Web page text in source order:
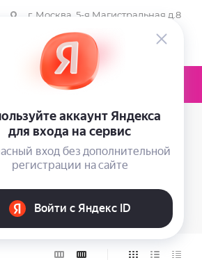
г. Москва, 5-я Магистральная д.8
КОМПАНИЯ
0